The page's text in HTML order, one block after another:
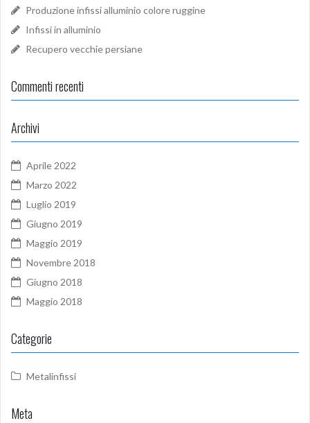
Produzione infissi alluminio colore ruggine
Infissi in alluminio
Recupero vecchie persiane
Commenti recenti
Archivi
Aprile 2022
Marzo 2022
Luglio 2019
Giugno 2019
Maggio 2019
Novembre 2018
Giugno 2018
Maggio 2018
Categorie
Metalinfissi
Meta